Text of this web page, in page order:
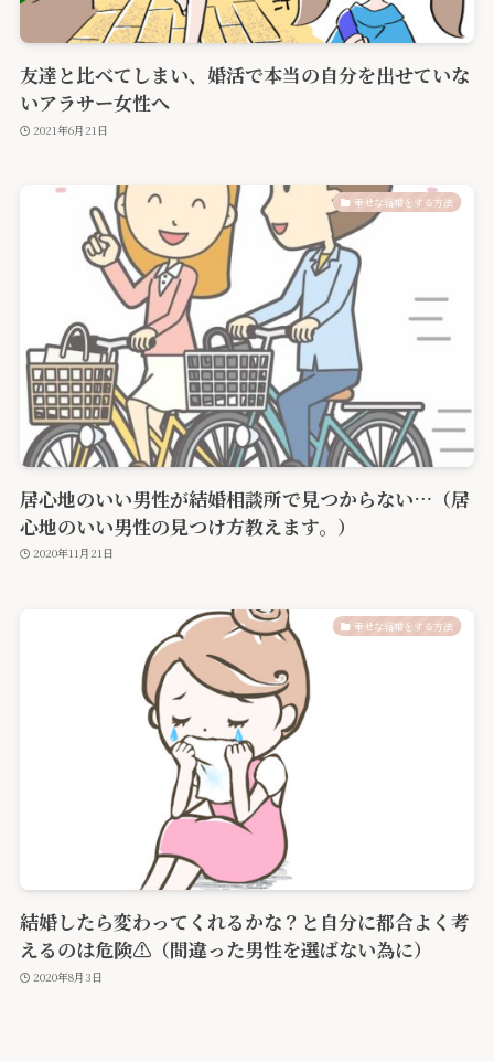
友達と比べてしまい、婚活で本当の自分を出せていな
いアラサー女性へ
2021年6月21日
幸せな結婚をする方法
居心地のいい男性が結婚相談所で見つからない…（居
心地のいい男性の見つけ方教えます。）
2020年11月21日
幸せな結婚をする方法
結婚したら変わってくれるかな？と自分に都合よく考
えるのは危険⚠️（間違った男性を選ばない為に）
2020年8月3日